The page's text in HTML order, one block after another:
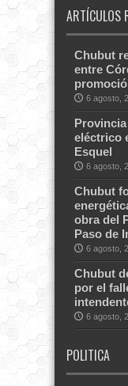
ARTÍCULOS
Chubut
entre
6 agosto,
eléctrico
Esquel
6 agosto,
Chubut
obra del
Paso de
6 agosto,
Chubut
por el
6 agosto,
POLITICA